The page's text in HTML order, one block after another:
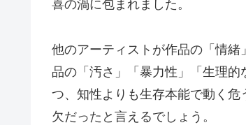
喜の渦に包まれました。
他のアーティストが作品の「情
品の「汚さ」「暴力性」「生理
つ、知性よりも生存本能で動く
欠だったと言えるでしょう。